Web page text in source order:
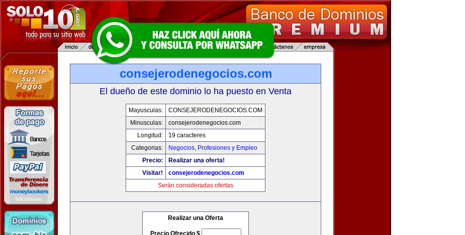
consejerodenegocios.com
El dueño de este dominio lo ha puesto en Venta
Mayusculas:
CONSEJERODENEGOCIOS.COM
Minusculas:
consejerodenegocios.com
Longitud:
19 caracteres
Categorias:
Negocios, Profesiones y Empleo
Precio:
Realizar una oferta!
Visitar!
consejerodenegocios.com
Serán consideradas ofertas
Realizar una Oferta
Precio Ofrecido $